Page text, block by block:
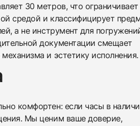
30 метров, что ограничивает
средой и классифицирует
а не инструмент для
документации смещает
и эстетику исполнения.
комфортен: если часы в
Мы ценим ваше доверие,
Отправить заявку